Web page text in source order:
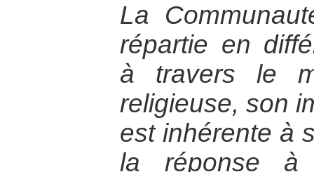
La
répartie en
à travers le
religieuse, son
est inhérente à
la réponse à